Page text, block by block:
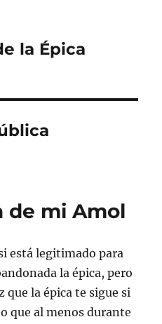
la Épica
de mi Amol
está legitimado para
la épica, pero
que la épica te sigue si
que al menos durante